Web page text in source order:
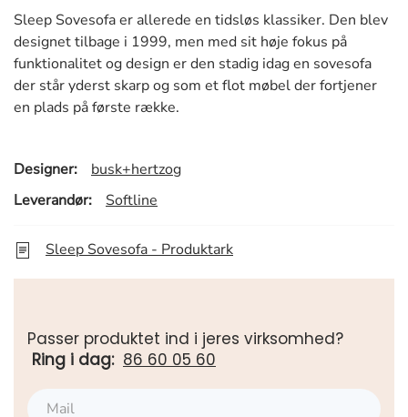
Sleep Sovesofa er allerede en tidsløs klassiker. Den blev
designet tilbage i 1999, men med sit høje fokus på
funktionalitet og design er den stadig idag en sovesofa
der står yderst skarp og som et flot møbel der fortjener
en plads på første række.
Designer:
busk+hertzog
Leverandør:
Softline
Sleep Sovesofa - Produktark
Passer produktet ind i jeres virksomhed?
Ring i dag: 86 60 05 60